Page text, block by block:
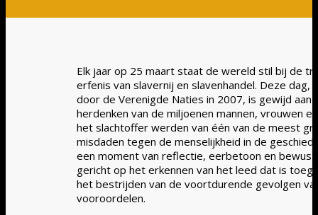
Elk jaar op 25 maart staat de wereld stil bij de
erfenis van slavernij en slavenhandel. Deze dag,
door de Verenigde Naties in 2007, is gewijd aan
herdenken van de miljoenen mannen, vrouwen
het slachtoffer werden van één van de meest
misdaden tegen de menselijkheid in de
een moment van reflectie, eerbetoon en
gericht op het erkennen van het leed dat is
het bestrijden van de voortdurende gevolgen
vooroordelen.